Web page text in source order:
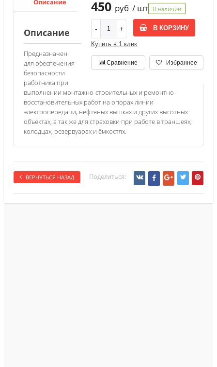
450 руб / шт В наличии
В КОРЗИНУ
Купить в 1 клик
Сравнение Избранное
Описание
Описание
Предназначен
для обеспечения
безопасности
работника при
выполнении монтажно-строительных и ремонтно-
восстановительных работ на опорах линии
электропередачи, нефтяных вышках и других высотных
объектах, а так же для страховки при работе в траншеях,
колодцах, резервуарах и ёмкостях.
ВЕРНУТЬСЯ НАЗАД Поделиться: